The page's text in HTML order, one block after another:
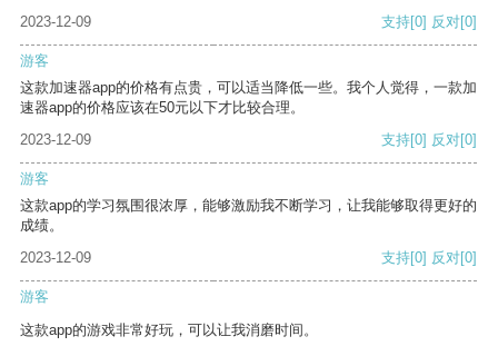
2023-12-09
支持[0] 反对[0]
游客
这款加速器app的价格有点贵，可以适当降低一些。我个人觉得，一款加
速器app的价格应该在50元以下才比较合理。
2023-12-09
支持[0] 反对[0]
游客
这款app的学习氛围很浓厚，能够激励我不断学习，让我能够取得更好的
成绩。
2023-12-09
支持[0] 反对[0]
游客
这款app的游戏非常好玩，可以让我消磨时间。